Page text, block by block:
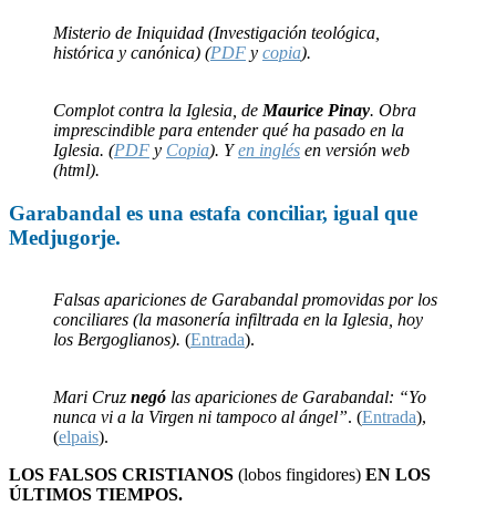
Misterio de Iniquidad (Investigación teológica,
histórica y canónica) (PDF y copia).
Complot contra la Iglesia, de Maurice Pinay. Obra
imprescindible para entender qué ha pasado en la
Iglesia. (PDF y Copia). Yen inglés en versión web
(html).
Garabandal es una estafa conciliar, igual que
Medjugorje.
Falsas apariciones de Garabandal promovidas por los
conciliares (la masonería infiltrada en la Iglesia, hoy
los Bergoglianos). (Entrada).
Mari Cruz negó las apariciones de Garabandal: “Yo
nunca vi a la Virgen ni tampoco al ángel”. (Entrada),
(elpais).
LOS FALSOS CRISTIANOS (lobos fingidores) EN LOS
ÚLTIMOS TIEMPOS.